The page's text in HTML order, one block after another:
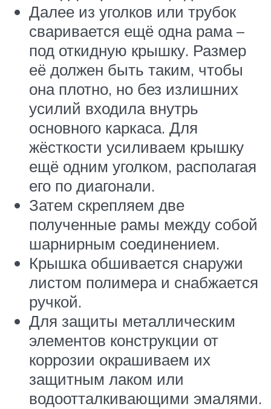
Далее из уголков или трубок
сваривается ещё одна рама –
под откидную крышку. Размер
её должен быть таким, чтобы
она плотно, но без излишних
усилий входила внутрь
основного каркаса. Для
жёсткости усиливаем крышку
ещё одним уголком, располагая
его по диагонали.
Затем скрепляем две
полученные рамы между собой
шарнирным соединением.
Крышка обшивается снаружи
листом полимера и снабжается
ручкой.
Для защиты металлическим
элементов конструкции от
коррозии окрашиваем их
защитным лаком или
водоотталкивающими эмалями.